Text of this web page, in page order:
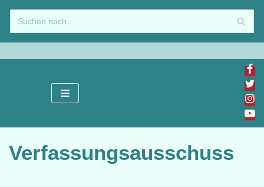
Zum
Inhalt
springen
Verfassungsausschuss